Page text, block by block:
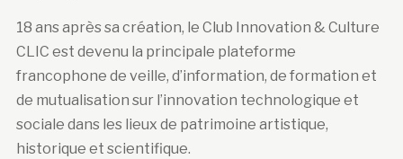
18 ans après sa création, le Club Innovation & Culture
CLIC est devenu la principale plateforme
francophone de veille, d’information, de formation et
de mutualisation sur l’innovation technologique et
sociale dans les lieux de patrimoine artistique,
historique et scientifique.